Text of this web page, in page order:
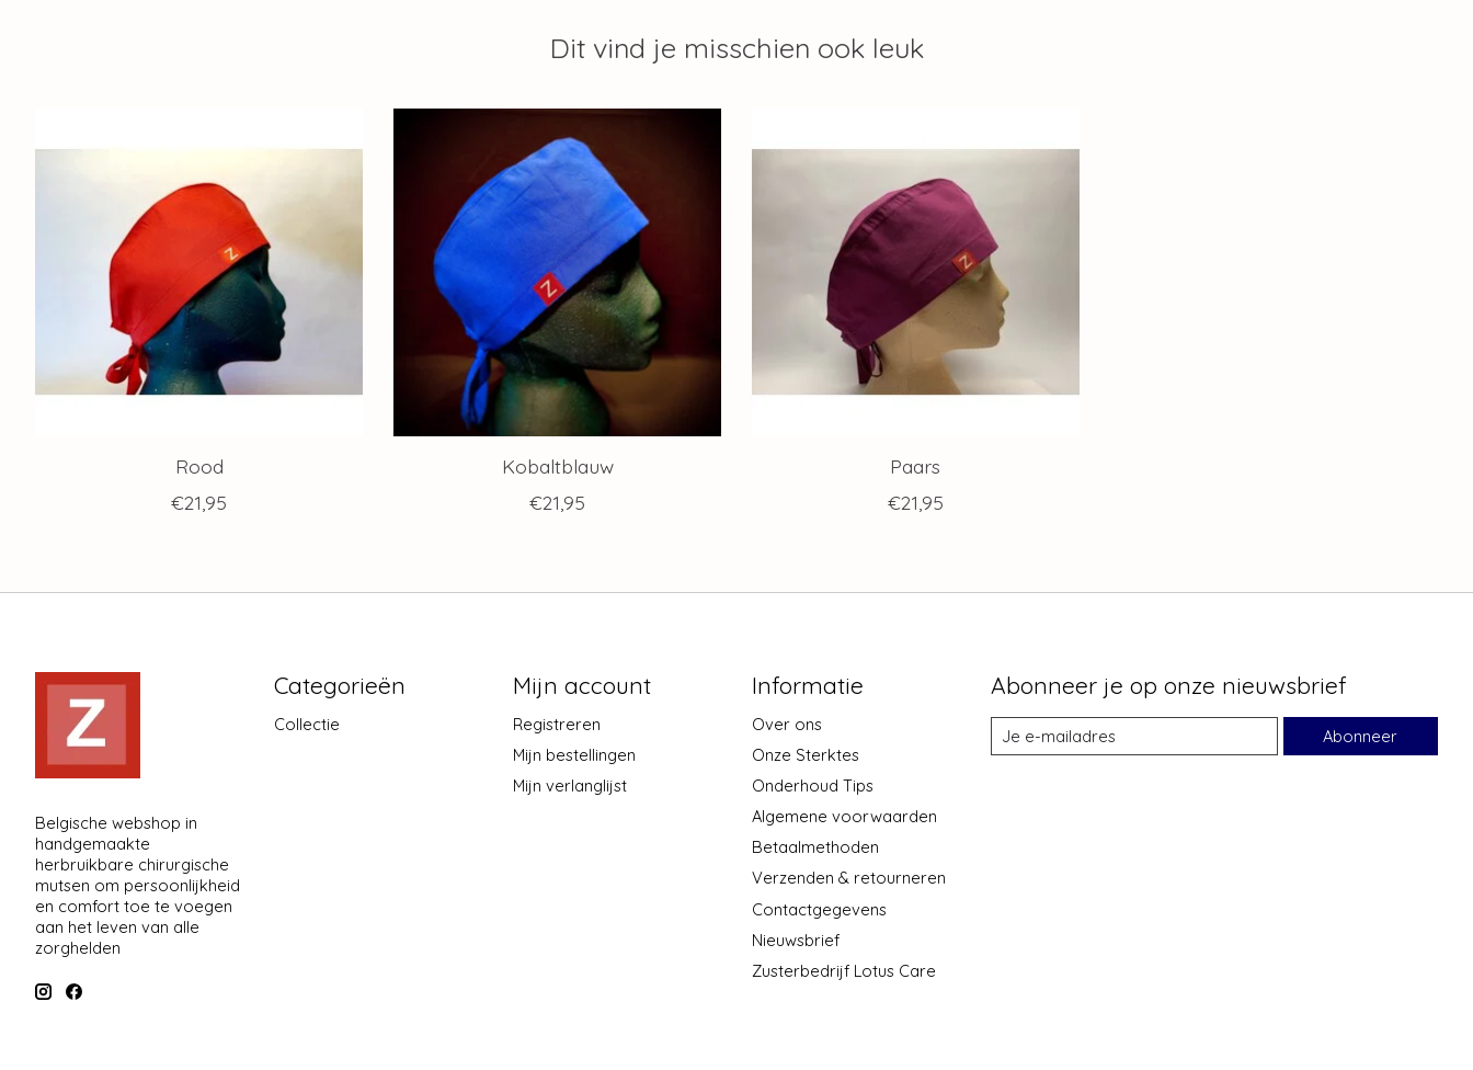
Dit vind je misschien ook leuk
Rood
€21,95
Kobaltblauw
€21,95
Paars
€21,95
Belgische webshop in
handgemaakte
herbruikbare chirurgische
mutsen om persoonlijkheid
en comfort toe te voegen
aan het leven van alle
zorghelden
Categorieën
Collectie
Mijn account
Registreren
Mijn bestellingen
Mijn verlanglijst
Informatie
Over ons
Onze Sterktes
Onderhoud Tips
Algemene voorwaarden
Betaalmethoden
Verzenden & retourneren
Contactgegevens
Nieuwsbrief
Zusterbedrijf Lotus Care
Abonneer je op onze nieuwsbrief
Abonneer